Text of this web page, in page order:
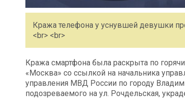
Кража телефона у уснувшей девушки
<br> <br>
Кража смартфона была раскрыта по
«Москва» со ссылкой на начальника
управления МВД России по городу
подозреваемого на ул. Рочдельская,